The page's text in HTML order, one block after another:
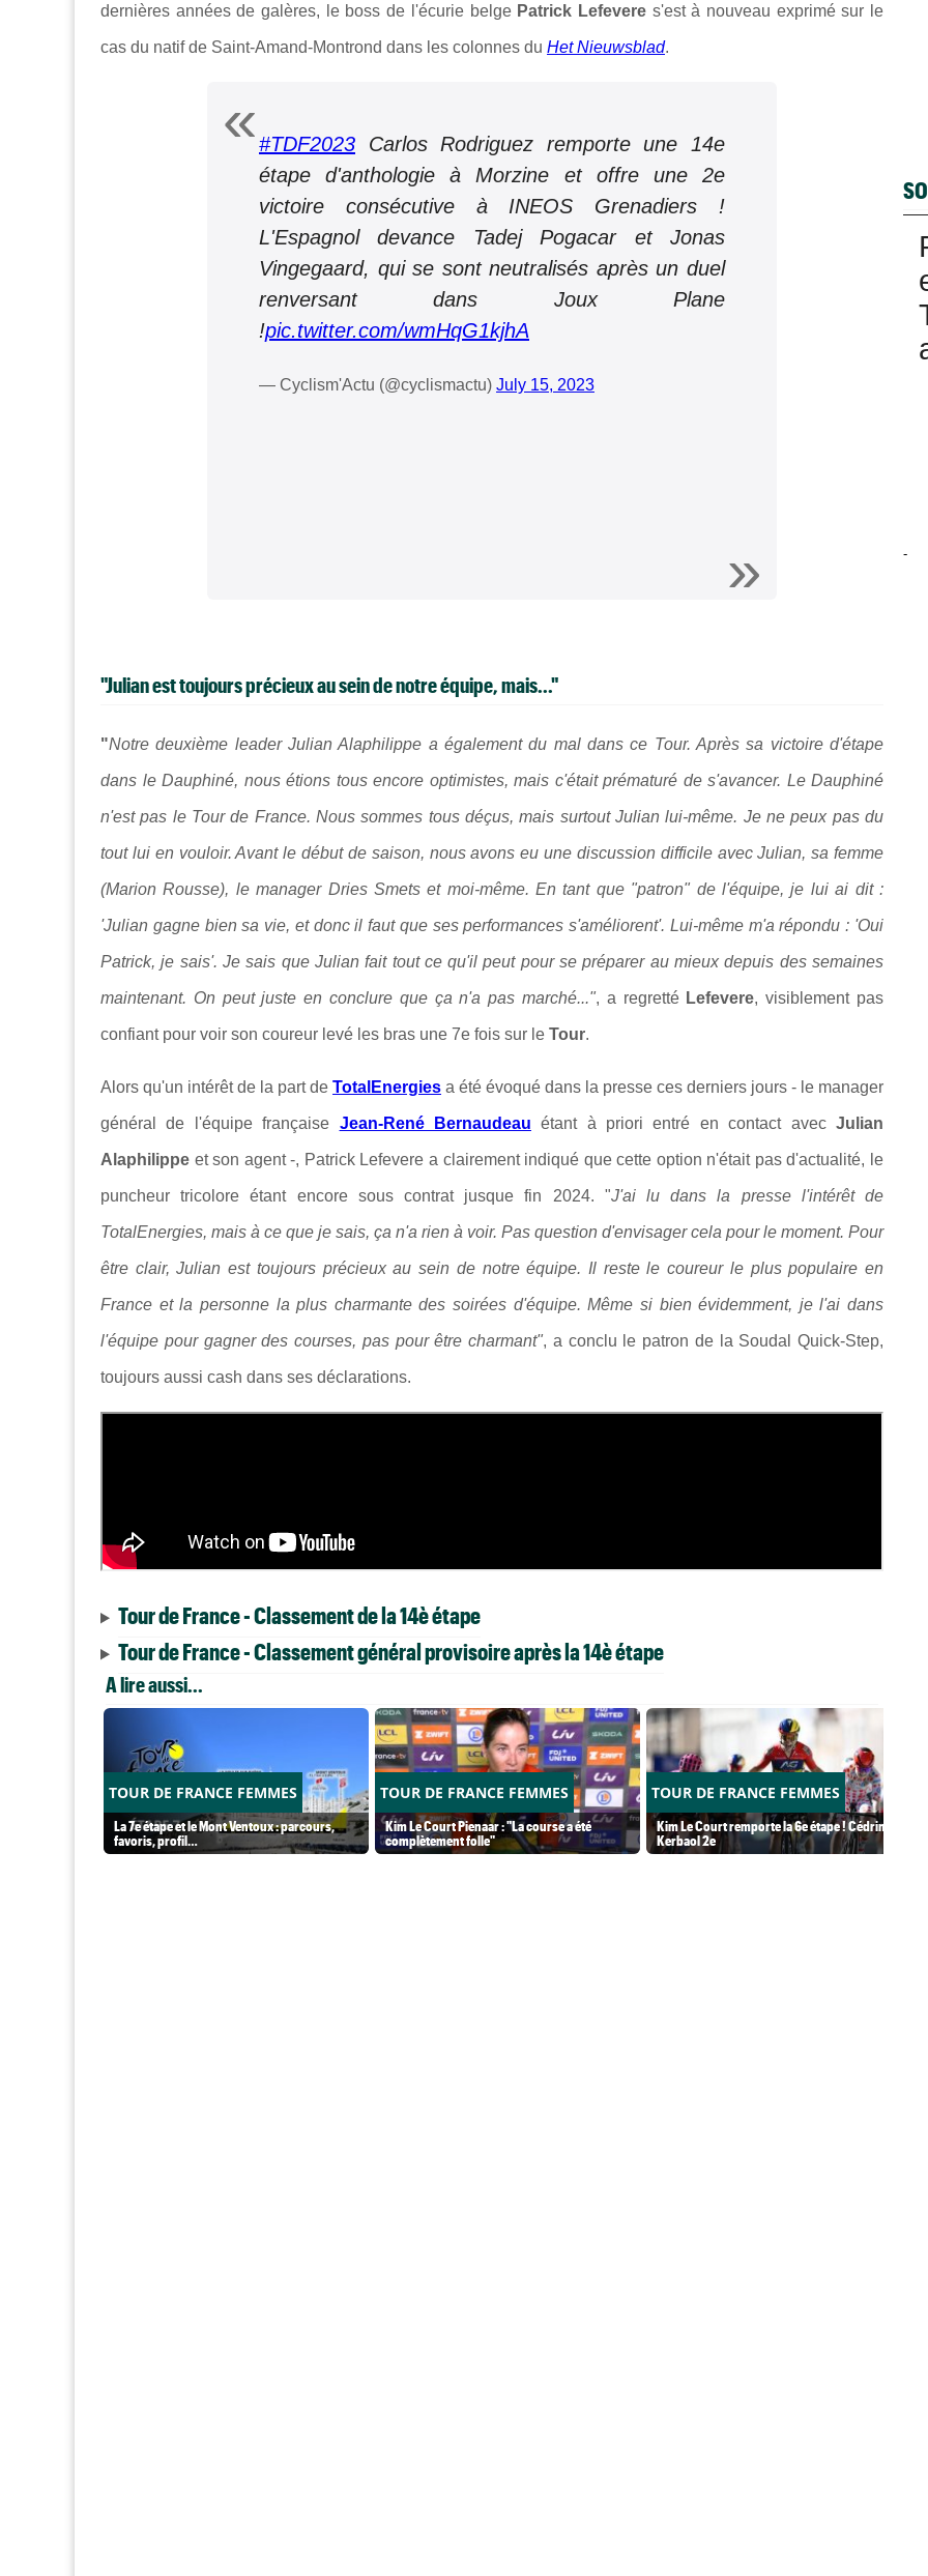
dernières années de galères, le boss de l'écurie belge Patrick Lefeveres'est à nouveau exprimé sur le
cas du natif de Saint-Amand-Montrond dans les colonnes du Het Nieuwsblad.
#TDF2023 Carlos Rodriguez remporte une 14e
étape d'anthologie à Morzine et offre une 2e
victoire consécutive à INEOS Grenadiers !
L'Espagnol devance Tadej Pogacar et Jonas
Vingegaard, qui se sont neutralisés après un duel
renversant dans Joux Plane
!pic.twitter.com/wmHqG1kjhA
— Cyclism'Actu (@cyclismactu) July 15, 2023
"Julian est toujours précieux au sein de notre équipe, mais..."
"Notre deuxième leader Julian Alaphilippe a également du mal dans ce Tour. Après sa victoire d'étape
dans le Dauphiné, nous étions tous encore optimistes, mais c'était prématuré de s'avancer. Le Dauphiné
n'est pas le Tour de France. Nous sommes tous déçus, mais surtout Julian lui-même. Je ne peux pas du
tout lui en vouloir. Avant le début de saison, nous avons eu une discussion difficile avec Julian, sa femme
(Marion Rousse), le manager Dries Smets et moi-même. En tant que "patron" de l'équipe, je lui ai dit :
'Julian gagne bien sa vie, et donc il faut que ses performances s'améliorent'. Lui-même m'a répondu : 'Oui
Patrick, je sais'. Je sais que Julian fait tout ce qu'il peut pour se préparer au mieux depuis des semaines
maintenant. On peut juste en conclure que ça n'a pas marché...", a regretté Lefevere, visiblement pas
confiant pour voir son coureur levé les bras une 7e fois sur le Tour.
Alors qu'un intérêt de la part de TotalEnergies a été évoqué dans la presse ces derniers jours - le manager
général de l'équipe française Jean-René Bernaudeau étant à priori entré en contact avecJulian
Alaphilippe et son agent -, Patrick Lefevere a clairement indiqué que cette option n'était pas d'actualité, le
puncheur tricolore étant encore sous contrat jusque fin 2024. "J'ai lu dans la presse l'intérêt de
TotalEnergies, mais à ce que je sais, ça n'a rien à voir. Pas question d'envisager cela pour le moment. Pour
être clair, Julian est toujours précieux au sein de notre équipe. Il reste le coureur le plus populaire en
France et la personne la plus charmante des soirées d'équipe. Même si bien évidemment, je l'ai dans
l'équipe pour gagner des courses, pas pour être charmant", a conclu le patron de la Soudal Quick-Step,
toujours aussi cash dans ses déclarations.
Tour de France - Classement de la 14è étape
Tour de France - Classement général provisoire après la 14è étape
A lire aussi...
TOUR DE FRANCE FEMMES
La 7e étape et le Mont Ventoux : parcours,
favoris, profil…
TOUR DE FRANCE FEMMES
Kim Le Court Pienaar : "La course a été
complètement folle"
TOUR DE FRANCE FEMMES
Kim Le Court remporte la 6e étape ! Cédrine
Kerbaol 2e
-